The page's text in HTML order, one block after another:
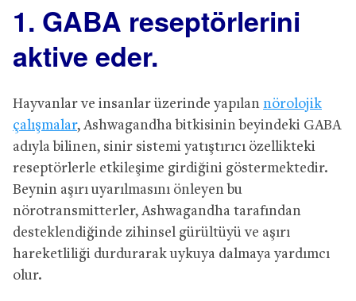
1. GABA reseptörlerini
aktive eder.
Hayvanlar ve insanlar üzerinde yapılan nörolojik
çalışmalar, Ashwagandha bitkisinin beyindeki GABA
adıyla bilinen, sinir sistemi yatıştırıcı özellikteki
reseptörlerle etkileşime girdiğini göstermektedir.
Beynin aşırı uyarılmasını önleyen bu
nörotransmitterler, Ashwagandha tarafından
desteklendiğinde zihinsel gürültüyü ve aşırı
hareketliliği durdurarak uykuya dalmaya yardımcı
olur.